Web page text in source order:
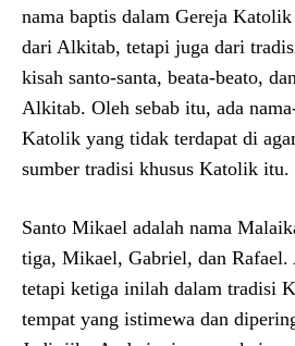
nama baptis dalam Gereja
dari Alkitab, tetapi juga dari
kisah santo-santa, beata-beato,
Alkitab. Oleh sebab itu, ada
Katolik yang tidak terdapat di
sumber tradisi khusus Katolik itu.
Santo Mikael adalah nama
tiga, Mikael, Gabriel, dan Rafael.
tetapi ketiga inilah dalam tradisi
tempat yang istimewa dan